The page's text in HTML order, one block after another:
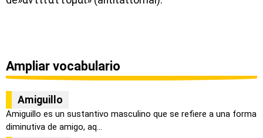
Ampliar vocabulario
Amiguillo
Amiguillo es un sustantivo masculino que se refiere a una forma
diminutiva de amigo, aq...